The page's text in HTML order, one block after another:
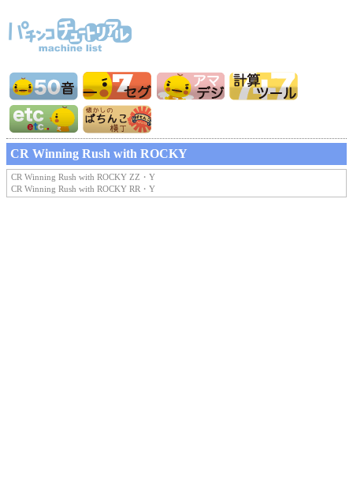
CR Winning Rush with ROCKY
CR Winning Rush with ROCKY ZZ・Y
CR Winning Rush with ROCKY RR・Y